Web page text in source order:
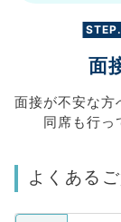
面
面接が不安な方
同席も行っ
よくある